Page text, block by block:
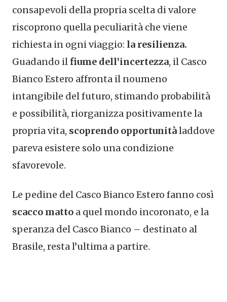
consapevoli della propria scelta di valore
riscoprono quella peculiarità che viene
richiesta in ogni viaggio: la resilienza.
Guadando ilfiume dell’incertezza, il Casco
Bianco Estero affronta il noumeno
intangibile del futuro, stimando probabilità
e possibilità, riorganizza positivamente la
propria vita, scoprendo opportunitàladdove
pareva esistere solo una condizione
sfavorevole.
Le pedine del Casco Bianco Estero fanno così
scacco matto a quel mondo incoronato, e la
speranza del Casco Bianco – destinato al
Brasile, resta l’ultima a partire.